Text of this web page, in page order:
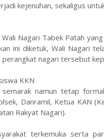
kejenuhan, sekaligus
Nagari Tabek Patah
ini diketuk, Wali Nagari
nagari tersebut
KKN
namun tetap
Danramil, Ketua KAN
Rakyat Nagari).
terkemuka serta